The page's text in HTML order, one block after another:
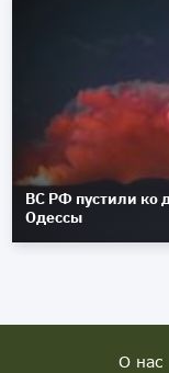
ВС РФ пустили ко
Одессы
О нас